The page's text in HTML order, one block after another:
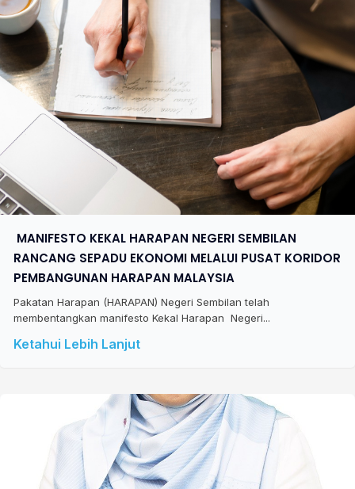
​ MANIFESTO KEKAL HARAPAN NEGERI SEMBILAN
RANCANG SEPADU EKONOMI MELALUI PUSAT KORIDOR
PEMBANGUNAN HARAPAN MALAYSIA
Pakatan Harapan (HARAPAN) Negeri Sembilan telah
membentangkan manifesto Kekal Harapan Negeri...
Ketahui Lebih Lanjut